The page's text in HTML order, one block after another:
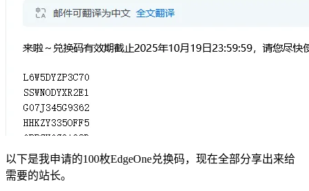
以下是我申请的100枚EdgeOne兑换码，现在全部分享出来给
需要的站长。